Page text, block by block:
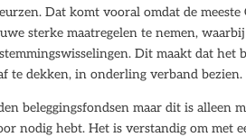
Dat komt vooral omdat de meeste
sterke maatregelen te nemen, waarbij
Dit maakt dat het
te dekken, in onderling verband bezien.
beleggingsfondsen maar dit is alleen
nodig hebt. Het is verstandig om met